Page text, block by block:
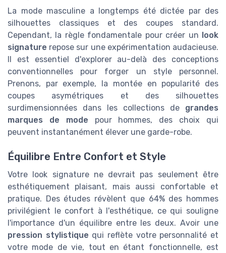
La mode masculine a longtemps été dictée par des
silhouettes classiques et des coupes standard.
Cependant, la règle fondamentale pour créer un look
signature repose sur une expérimentation audacieuse.
Il est essentiel d'explorer au-delà des conceptions
conventionnelles pour forger un style personnel.
Prenons, par exemple, la montée en popularité des
coupes asymétriques et des silhouettes
surdimensionnées dans les collections de grandes
marques de mode pour hommes, des choix qui
peuvent instantanément élever une garde-robe.
Équilibre Entre Confort et Style
Votre look signature ne devrait pas seulement être
esthétiquement plaisant, mais aussi confortable et
pratique. Des études révèlent que 64% des hommes
privilégient le confort à l'esthétique, ce qui souligne
l'importance d'un équilibre entre les deux. Avoir une
pression stylistique qui reflète votre personnalité et
votre mode de vie, tout en étant fonctionnelle, est